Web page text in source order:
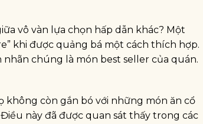
vô vàn lựa chọn hấp dẫn khác? Một
khi được quảng bá một cách thích hợp.
chúng là món best seller của quán.
không còn gắn bó với những món ăn cổ
này đã được quan sát thấy trong các